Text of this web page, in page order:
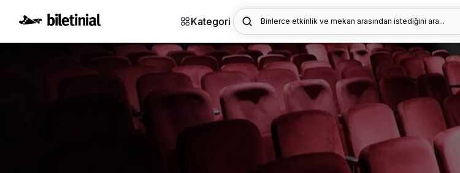
Kategori Binlerce etkinlik ve mekan arasından istediğini ara...